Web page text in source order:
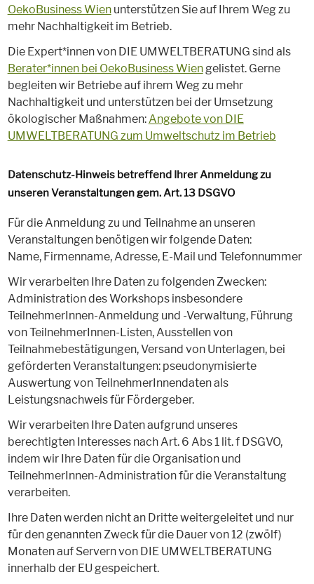
OekoBusiness Wienunterstützen Sie auf Ihrem Weg zu
mehr Nachhaltigkeit im Betrieb.
Die Expert*innen von DIE UMWELTBERATUNG sind als
Berater*innen bei OekoBusiness Wiengelistet. Gerne
begleiten wir Betriebe auf ihrem Weg zu mehr
Nachhaltigkeit und unterstützen bei der Umsetzung
ökologischer Maßnahmen:Angebote von DIE
UMWELTBERATUNG zum Umweltschutz im Betrieb
Datenschutz-Hinweis betreffend Ihrer Anmeldung zu
unseren Veranstaltungen gem. Art. 13 DSGVO
Für die Anmeldung zu und Teilnahme an unseren
Veranstaltungen benötigen wir folgende Daten:
Name, Firmenname, Adresse, E-Mail und Telefonnummer
Wir verarbeiten Ihre Daten zu folgenden Zwecken:
Administration des Workshops insbesondere
TeilnehmerInnen-Anmeldung und -Verwaltung, Führung
von TeilnehmerInnen-Listen, Ausstellen von
Teilnahmebestätigungen, Versand von Unterlagen, bei
geförderten Veranstaltungen: pseudonymisierte
Auswertung von TeilnehmerInnendaten als
Leistungsnachweis für Fördergeber.
Wir verarbeiten Ihre Daten aufgrund unseres
berechtigten Interesses nach Art. 6 Abs 1 lit. f DSGVO,
indem wir Ihre Daten für die Organisation und
TeilnehmerInnen-Administration für die Veranstaltung
verarbeiten.
Ihre Daten werden nicht an Dritte weitergeleitet und nur
für den genannten Zweck für die Dauer von 12 (zwölf)
Monaten auf Servern von DIE UMWELTBERATUNG
innerhalb der EU gespeichert.